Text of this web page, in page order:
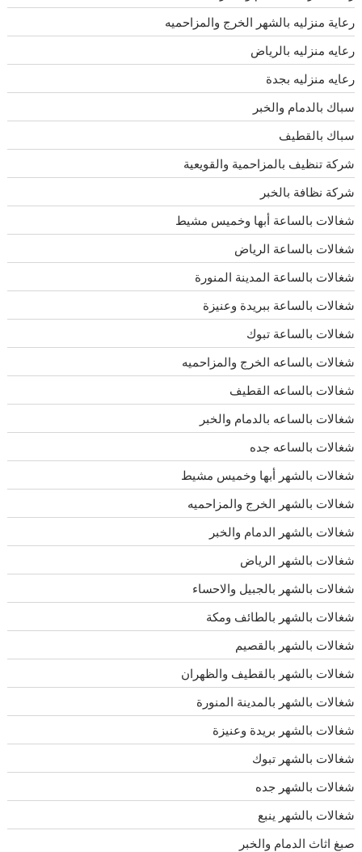
رعاية منزليه بالشهر الخرج والمزاحميه
رعايه منزليه بالرياض
رعايه منزليه بجدة
سباك بالدمام والخبر
سباك بالقطيف
شركة تنظيف بالمزاحمية والقويعية
شركة نظافة بالخبر
شغالات بالساعة أبها وخميس مشيط
شغالات بالساعة الرياض
شغالات بالساعة المدينة المنورة
شغالات بالساعة ببريدة وعنيزة
شغالات بالساعة تبوك
شغالات بالساعه الخرج والمزاحميه
شغالات بالساعه القطيف
شغالات بالساعه بالدمام والخبر
شغالات بالساعه جده
شغالات بالشهر أبها وخميس مشيط
شغالات بالشهر الخرج والمزاحميه
شغالات بالشهر الدمام والخبر
شغالات بالشهر الرياض
شغالات بالشهر بالجبيل والاحساء
شغالات بالشهر بالطائف ومكة
شغالات بالشهر بالقصيم
شغالات بالشهر بالقطيف والظهران
شغالات بالشهر بالمدينة المنورة
شغالات بالشهر بريدة وعنيزة
شغالات بالشهر تبوك
شغالات بالشهر جده
شغالات بالشهر ينبع
صبغ اثاث الدمام والخبر